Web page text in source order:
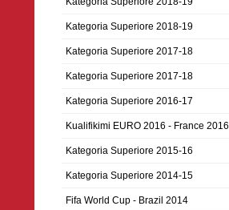
Kategoria Superiore 2018-19
Kategoria Superiore 2017-18
Kategoria Superiore 2017-18
Kategoria Superiore 2016-17
Kualifikimi EURO 2016 - France 2016
Kategoria Superiore 2015-16
Kategoria Superiore 2014-15
Fifa World Cup - Brazil 2014